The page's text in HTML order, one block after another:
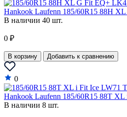
MINI
Mitsubishi
Nissan
Opel
Panoz
Hankook Laufenn 185/60R15 88H
В наличии 40 шт.
0 ₽
В корзину Добавить к сравнению
0
Hankook Laufenn 185/60R15 88T
В наличии 8 шт.